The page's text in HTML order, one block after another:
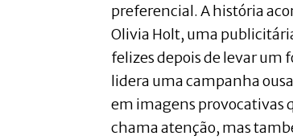
preferencial. A história
Olivia Holt, uma
felizes depois de levar um
lidera uma campanha
em imagens provocativas
chama atenção, mas